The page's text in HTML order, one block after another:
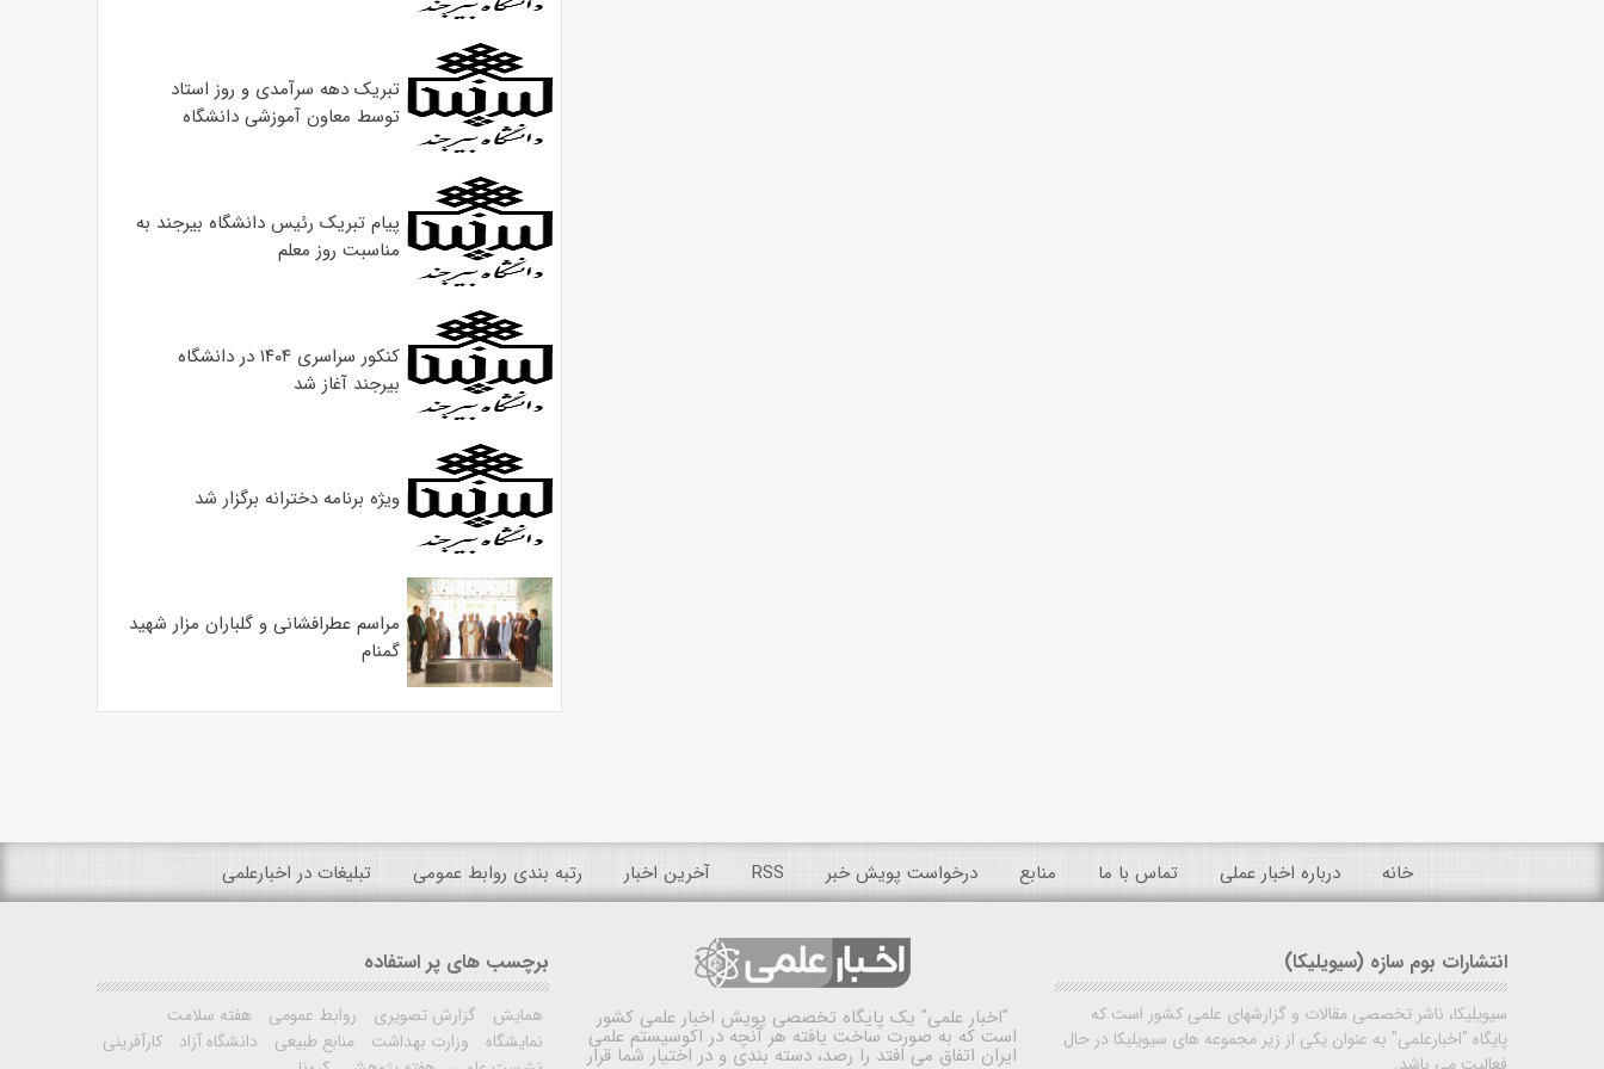
تبریک دهه سرآمدی و روز استاد
توسط معاون آموزشی دانشگاه
پیام تبریک رئیس دانشگاه بیرجند به
مناسبت روز معلم
کنکور سراسری ۱۴۰۴ در دانشگاه
بیرجند آغاز شد
ویژه برنامه دخترانه برگزار شد
مراسم عطرافشانی و گلباران مزار شهید
گمنام
خانه درباره اخبار عملی تماس با ما منابع درخواست پویش خبر RSS آخرین اخبار رتبه بندی روابط عمومی تبلیغات در اخبارعلمی
انتشارات بوم سازه (سیویلیکا)
سیویلیکا، ناشر تخصصی مقالات و گزارشهای علمی کشور است که
پایگاه "اخبارعلمی" به عنوان یکی از زیر مجموعه های سیویلیکا در حال
"اخبار علمی" یک پایگاه تخصصی پویش اخبار علمی کشور
است که به صورت ساخت یافته هر آنچه در اکوسیستم علمی
ایران اتفاق می افتد را رصد، دسته بندی و در اختیار شما قرار
برچسب های پر استفاده
همایش گزارش تصویری روابط عمومی
هفته سلامت
نمایشگاه
وزارت بهداشت منابع طبیعی دانشگاه آزاد
کارآفرینی